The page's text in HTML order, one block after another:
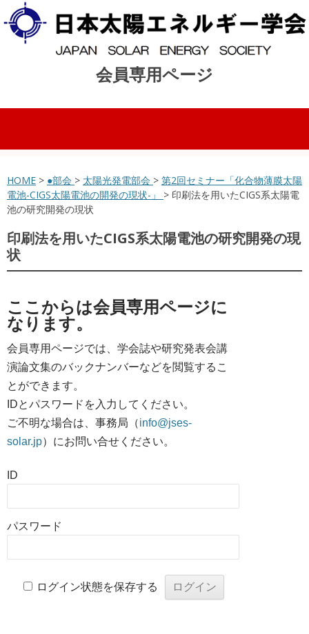
会員専用ページ
コンテンツへスキップ
HOME > ●部会 > 太陽光発電部会 > 第2回セミナー「化合物薄膜太陽
電池-CIGS太陽電池の開発の現状-」 > 印刷法を用いたCIGS系太陽電
池の研究開発の現状
印刷法を用いたCIGS系太陽電池の研究開発の現
状
ここからは会員専用ページに
なります。
会員専用ページでは、学会誌や研究発表会講
演論文集のバックナンバーなどを閲覧するこ
とができます。
IDとパスワードを入力してください。
ご不明な場合は、事務局（info@jses-
solar.jp）にお問い合せください。
ID
パスワード
ログイン状態を保存する